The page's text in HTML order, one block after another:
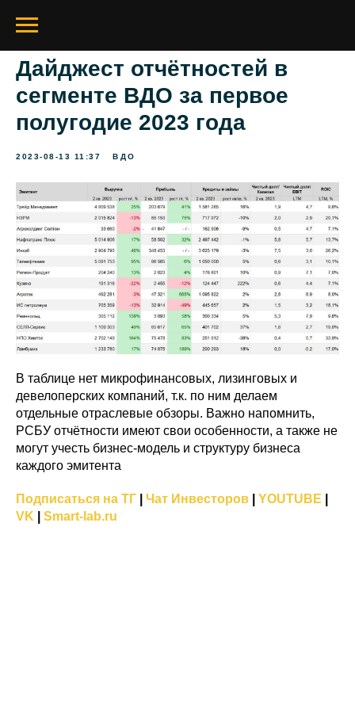
Дайджест отчётностей в
сегменте ВДО за первое
полугодие 2023 года
2023-08-13 11:37 ВДО
В таблице нет микрофинансовых, лизинговых и
девелоперских компаний, т.к. по ним делаем
отдельные отраслевые обзоры. Важно напомнить,
РСБУ отчётности имеют свои особенности, а также не
могут учесть бизнес-модель и структуру бизнеса
каждого эмитента
Подписаться на ТГ Чат Инвесторов YOUTUBE
VK
Smart-lab.ru